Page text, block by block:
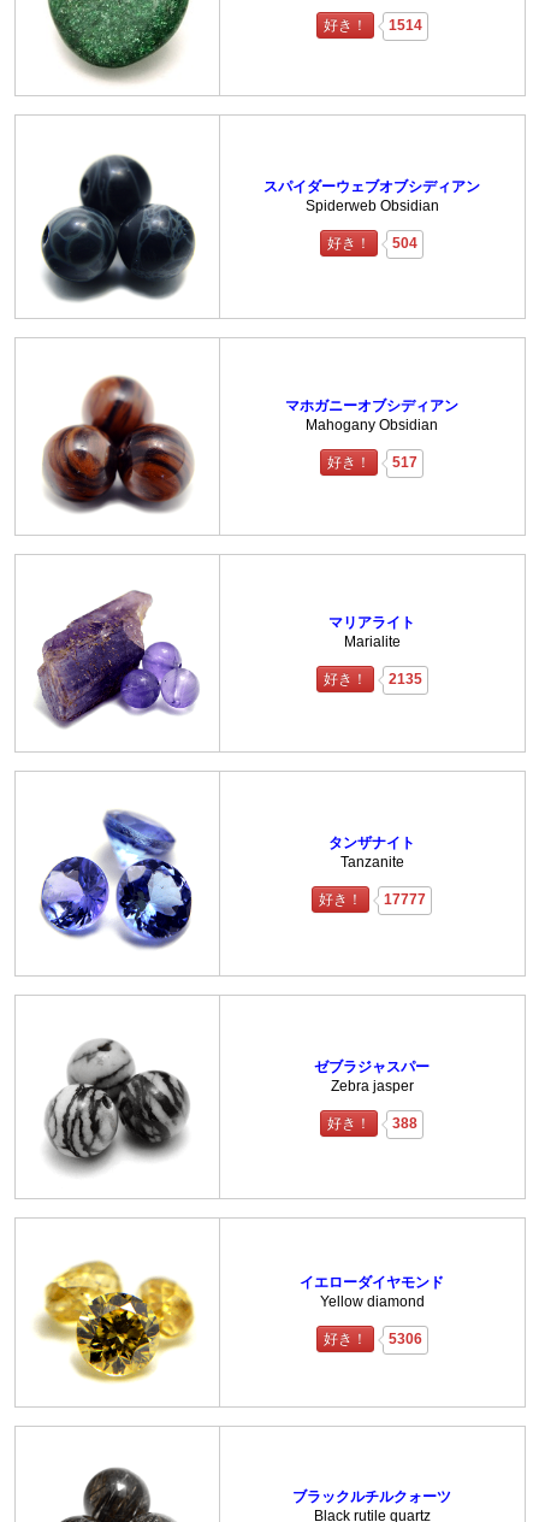
好き！ 1514
スパイダーウェブオブシディアン
Spiderweb Obsidian
好き！ 504
マホガニーオブシディアン
Mahogany Obsidian
好き！ 517
マリアライト
Marialite
好き！ 2135
タンザナイト
Tanzanite
好き！ 17777
ゼブラジャスパー
Zebra jasper
好き！ 388
イエローダイヤモンド
Yellow diamond
好き！ 5306
ブラックルチルクォーツ
Black rutile quartz